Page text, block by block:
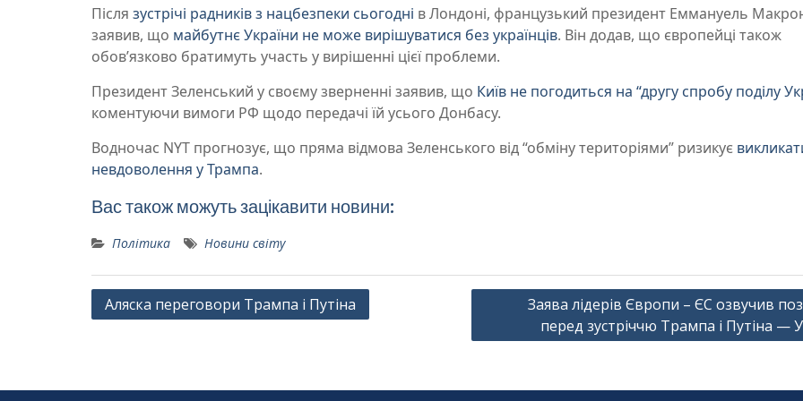
Після зустрічі радників з нацбезпеки сьогодні в Лондоні, французький президент Еммануель
заявив, що майбутнє України не може вирішуватися без українців. Він додав, що європейці також
обов’язково братимуть участь у вирішенні цієї проблеми.
Президент Зеленський у своєму зверненні заявив, що Київ не погодиться на “другу спробу поділу
коментуючи вимоги РФ щодо передачі їй усього Донбасу.
Водночас NYT прогнозує, що пряма відмова Зеленського від “обміну територіями” ризикує
невдоволення у Трампа.
Вас також можуть зацікавити новини:
Політика Новини світу
Навігація
Аляска переговори Трампа і Путіна
Заява лідерів Європи – ЄС озвучив
перед зустріччю Трампа і Путіна —